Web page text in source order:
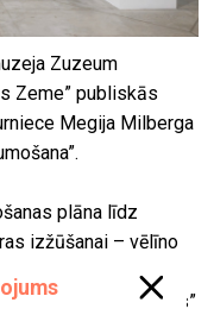
Zuzeum
Zeme” publiskās
Megija Milberga
plāna līdz
izžūšanai – vēlīno
kas būtiski
Šī lekcija “apzaļumos”